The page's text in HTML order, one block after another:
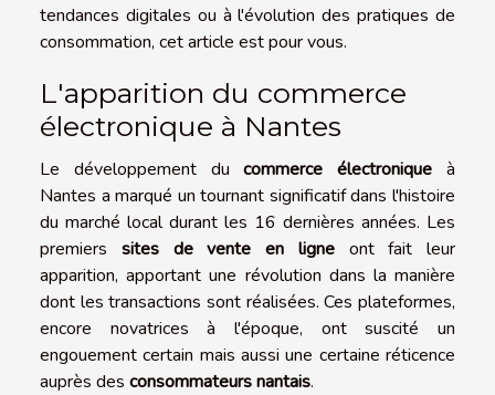
tendances digitales ou à l'évolution des pratiques de
consommation, cet article est pour vous.
L'apparition du commerce
électronique à Nantes
Le développement ducommerce électronique à
Nantes a marqué un tournant significatif dans l'histoire
du marché local durant les 16 dernières années. Les
premiers sites de vente en ligneont fait leur
apparition, apportant une révolution dans la manière
dont les transactions sont réalisées. Ces plateformes,
encore novatrices à l'époque, ont suscité un
engouement certain mais aussi une certaine réticence
auprès des consommateurs nantais.